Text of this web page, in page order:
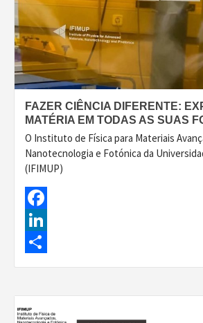
FAZER CIÊNCIA DIFERENTE:
MATÉRIA EM TODAS AS SUAS
O Instituto de Física para Materiais
Nanotecnologia e Fotónica da
(IFIMUP)
Facebook
LinkedIn
Share